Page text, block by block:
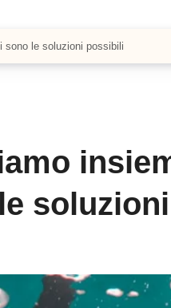
sono le soluzioni possibili